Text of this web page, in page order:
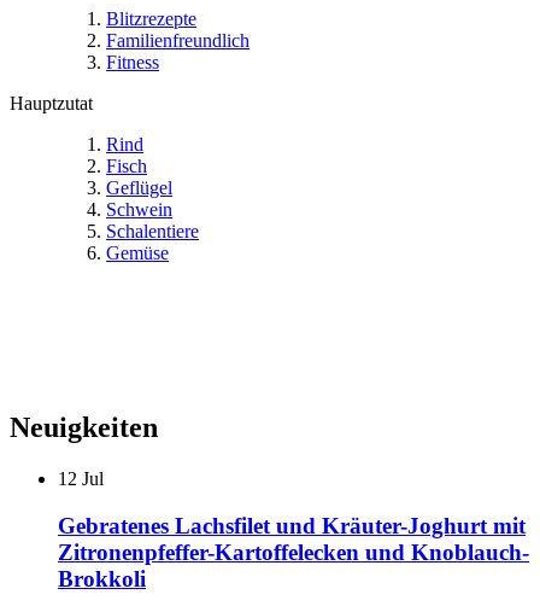
Blitzrezepte
Familienfreundlich
Fitness
Hauptzutat
Rind
Fisch
Geflügel
Schwein
Schalentiere
Gemüse
Neuigkeiten
12 Jul
Gebratenes Lachsfilet und Kräuter-Joghurt mit
Zitronenpfeffer-Kartoffelecken und Knoblauch-
Brokkoli